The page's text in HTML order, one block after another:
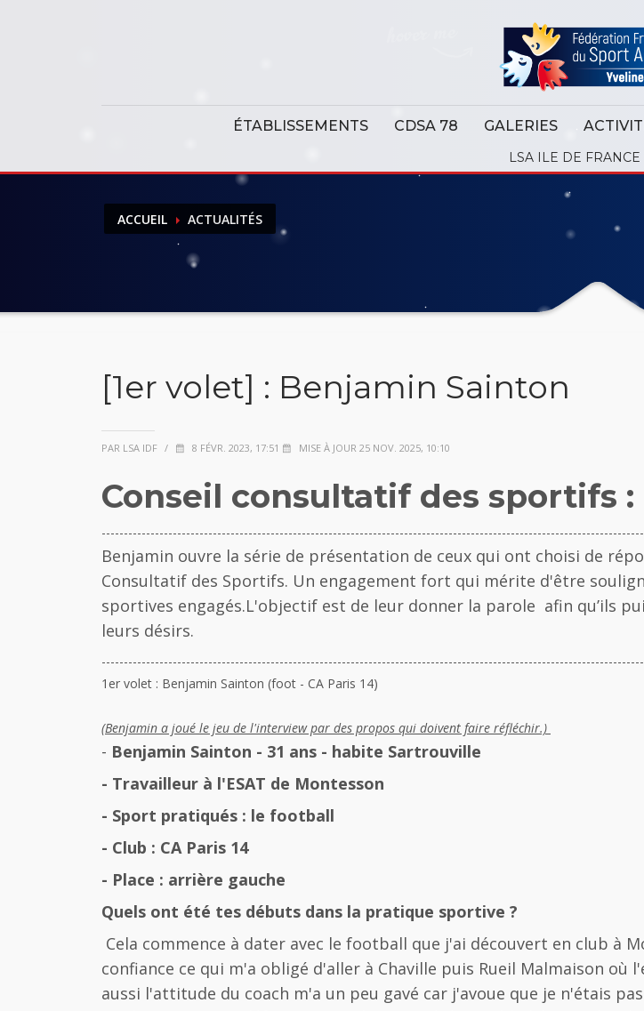
ÉTABLISSEMENTS CDSA 78 GALERIES
LSA ILE DE FRANCE
ACCUEIL ACTUALITÉS
[1er volet] : Benjamin Sainton
PAR LSA IDF / 8 FÉVR. 2023, 17:51 MISE À JOUR 25 NOV. 2025, 10:10
Conseil consultatif des sportifs
Benjamin ouvre la série de présentation de ceux qui ont choisi de
Consultatif des Sportifs. Un engagement fort qui mérite d'être
sportives engagés.L'objectif est de leur donner la parole afin qu’ils
leurs désirs.
1er volet : Benjamin Sainton (foot - CA Paris 14)
(Benjamin a joué le jeu de l'interview par des propos qui doivent faire réfléchir.)
- Benjamin Sainton - 31 ans - habite Sartrouville
- Travailleur à l'ESAT de Montesson
- Sport pratiqués : le football
- Club : CA Paris 14
- Place : arrière gauche
Quels ont été tes débuts dans la pratique sportive ?
Cela commence à dater avec le football que j'ai découvert en club à
confiance ce qui m'a obligé d'aller à Chaville puis Rueil Malmaison
aussi l'attitude du coach m'a un peu gavé car j'avoue que je n'étais